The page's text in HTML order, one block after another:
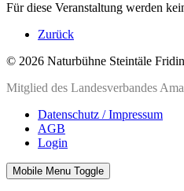
Für diese Veranstaltung werden
Zurück
© 2026 Naturbühne Steintäle
Mitglied des Landesverbandes
Datenschutz / Impressum
AGB
Login
Mobile Menu Toggle